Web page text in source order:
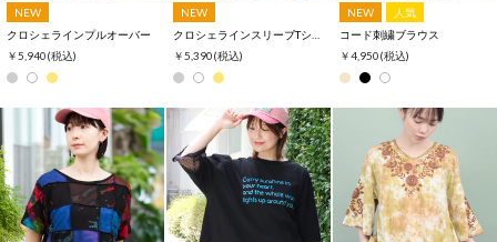
NEW
クロシェラインプルオーバー
￥5,940(税込)
NEW
￥5,390(税込)
NEW
人気
コード刺繍ブラウス
￥4,950(税込)